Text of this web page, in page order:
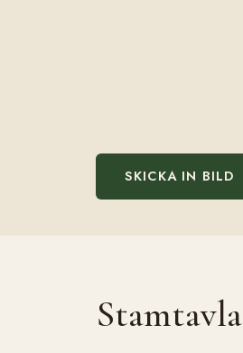
SKICKA IN BILD
Stamtavla